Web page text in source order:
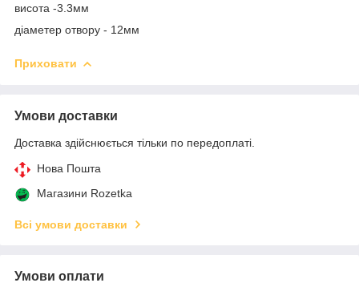
висота -3.3мм
діаметер отвору - 12мм
Приховати
Умови доставки
Доставка здійснюється тільки по передоплаті.
Нова Пошта
Магазини Rozetka
Всі умови доставки
Умови оплати